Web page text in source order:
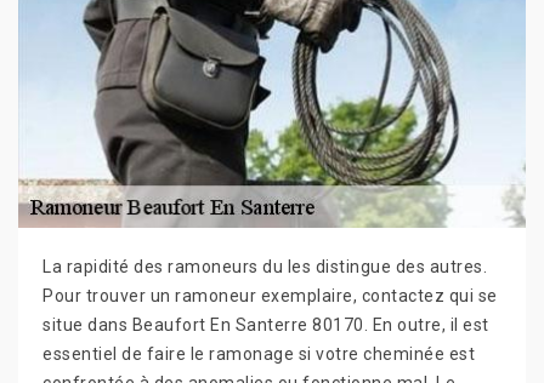
La rapidité des ramoneurs du les distingue des autres.
Pour trouver un ramoneur exemplaire, contactez qui se
situe dans Beaufort En Santerre 80170. En outre, il est
essentiel de faire le ramonage si votre cheminée est